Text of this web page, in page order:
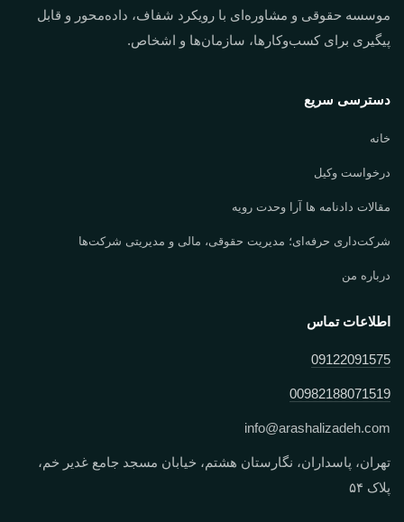
موسسه حقوقی و مشاوره‌ای با رویکرد شفاف، داده‌محور و قابل
پیگیری برای کسب‌وکارها، سازمان‌ها و اشخاص.
دسترسی سریع
خانه
درخواست وکیل
مقالات دادنامه ها آرا وحدت رویه
شرکت‌داری حرفه‌ای؛ مدیریت حقوقی، مالی و مدیریتی شرکت‌ها
درباره من
اطلاعات تماس
09122091575
00982188071519
info@arashalizadeh.com
تهران، پاسداران، نگارستان هشتم، خیابان مسجد جامع غدیر خم،
پلاک ۵۴